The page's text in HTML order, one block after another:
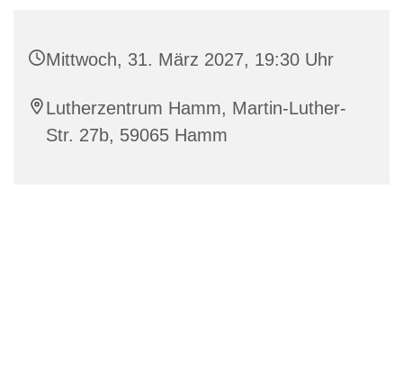
Mittwoch, 31. März 2027, 19:30 Uhr
Lutherzentrum Hamm, Martin-Luther-
Str. 27b, 59065 Hamm